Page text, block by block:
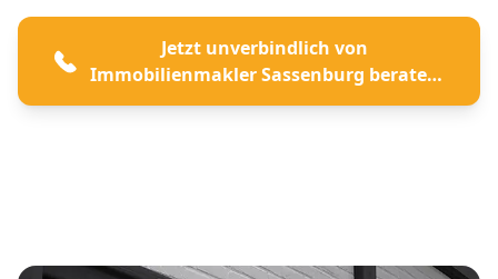
Jetzt unverbindlich von
Immobilienmakler Sassenburg beraten
lassen